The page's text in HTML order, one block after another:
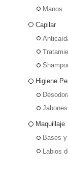
Manos
Capilar
Higiene
Jabones
Maquillaje
Bases
Labios